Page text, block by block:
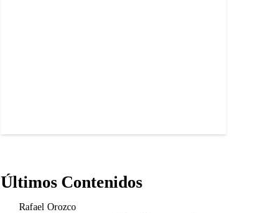
Últimos Contenidos
Rafael Orozco